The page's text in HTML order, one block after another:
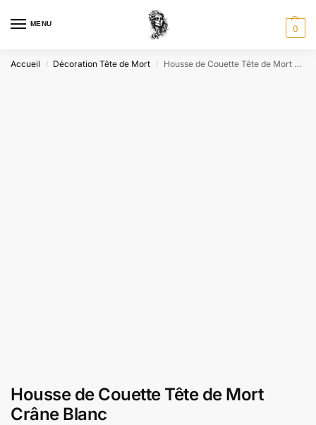
MENU 0
Accueil / Décoration Tête de Mort / Housse de Couette Tête de Mort Crâne Blanc
Housse de Couette Tête de Mort
Crâne Blanc